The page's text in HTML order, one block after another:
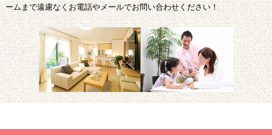
ームまで遠慮なくお電話やメールでお問い合わせください！